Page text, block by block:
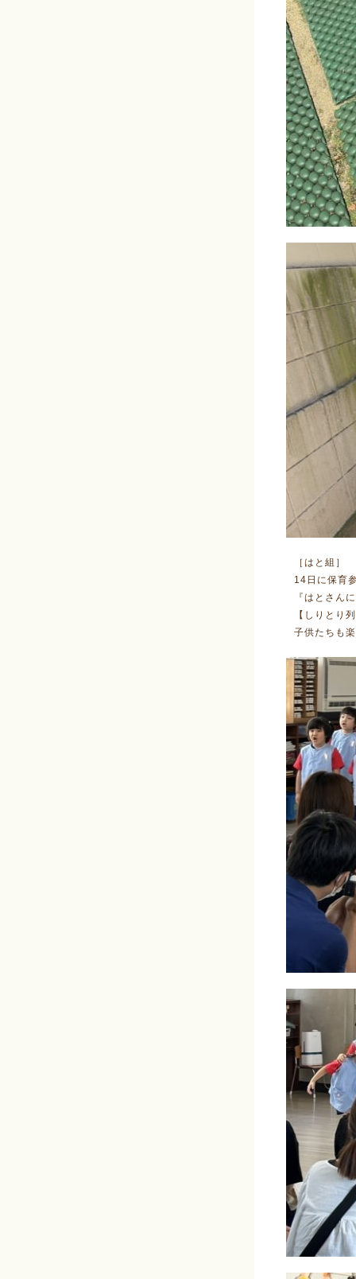
［はと組］
14日に保育
『はとさん
【しりとり
子供たちも